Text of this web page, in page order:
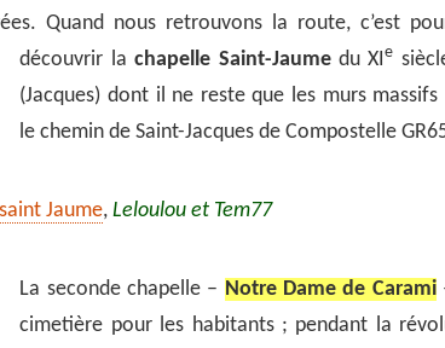
Quand nous retrouvons la route, c’est
découvrir lachapelle Saint-Jaumedu XIe
(Jacques) dont il ne reste que les murs massifs
le chemin de Saint-Jacques de Compostelle
Jaume,Leloulou et Tem77
La seconde chapelle – Notre Dame de Carami
cimetière pour les habitants ; pendant la